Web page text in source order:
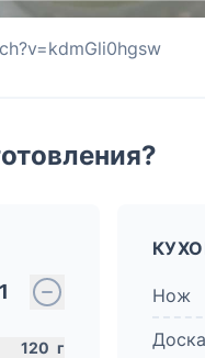
1
120 г
Нож
Доска